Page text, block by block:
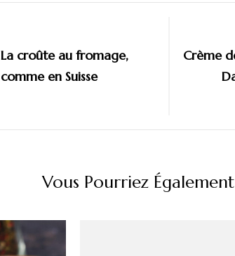
La croûte au fromage,
comme en Suisse
Crème
Vous Pourriez